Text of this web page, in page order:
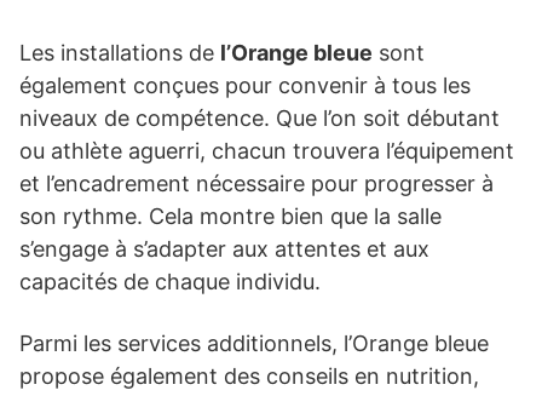
Les installations de l’Orange bleue sont
également conçues pour convenir à tous les
niveaux de compétence. Que l’on soit débutant
ou athlète aguerri, chacun trouvera l’équipement
et l’encadrement nécessaire pour progresser à
son rythme. Cela montre bien que la salle
s’engage à s’adapter aux attentes et aux
capacités de chaque individu.
Parmi les services additionnels, l’Orange bleue
propose également des conseils en nutrition,